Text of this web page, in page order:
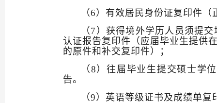
（6）有效居民身份证复印件（
（7 ）获得境外学历人员须提
认证报告复印件（应届毕业生提供
的原件和补交复印件）；
（8）往届毕业生提交硕士学
告。
（9）英语等级证书及成绩单